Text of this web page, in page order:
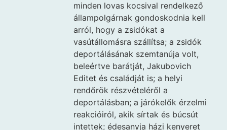
minden lovas kocsival rendelkező
állampolgárnak gondoskodnia kell
arról, hogy a zsidókat a
vasútállomásra szállítsa; a zsidók
deportálásának szemtanúja volt,
beleértve barátját, Jakubovich
Editet és családját is; a helyi
rendőrök részvételéről a
deportálásban; a járókelők érzelmi
reakcióiról, akik sírtak és búcsút
intettek; édesanyja házi kenyeret